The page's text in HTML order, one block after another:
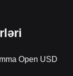
Open USD